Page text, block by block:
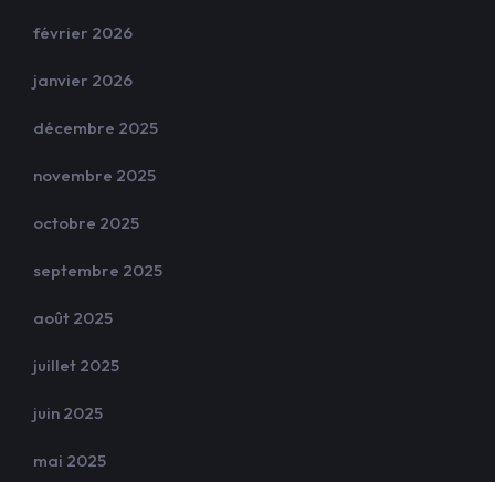
février 2026
janvier 2026
décembre 2025
novembre 2025
octobre 2025
septembre 2025
août 2025
juillet 2025
juin 2025
mai 2025